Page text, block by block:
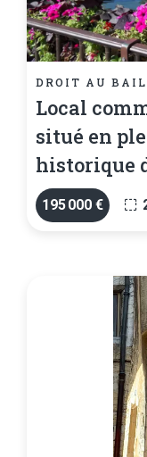
DROIT AU
Local
situé en
historique
195 000 €